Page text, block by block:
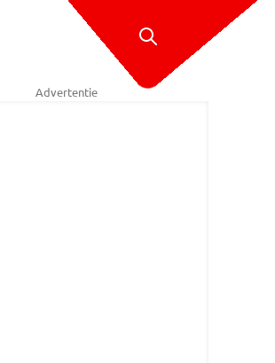
Advertentie